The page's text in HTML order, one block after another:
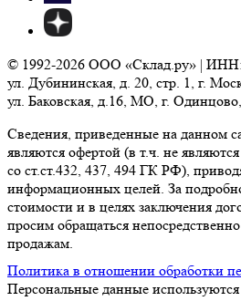
© 1992-2026 ООО «Склад.ру» |
ул. Дубининская, д. 20, стр. 1, г.
ул. Баковская, д.16, МО, г.
Сведения, приведенные на данном
являются офертой (в т.ч. не
со ст.ст.432, 437, 494 ГК РФ),
информационных целей. За
стоимости и в целях заключения
просим обращаться
продажам.
Политика в отношении обработки
Персональные данные используются